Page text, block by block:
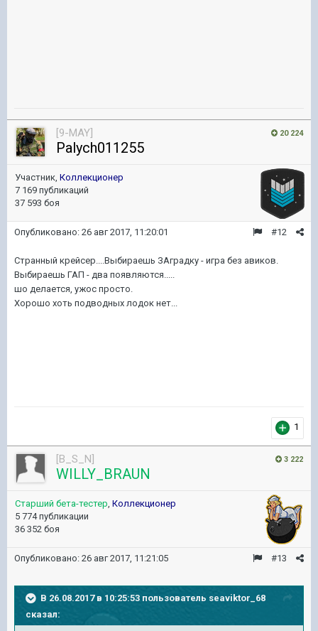
20 224
[9-MAY]
Palych011255
Участник, Коллекционер
7 169 публикаций
37 593 боя
#12
Опубликовано: 26 авг 2017, 11:20:01
Странный крейсер....Выбираешь ЗАградку - игра без авиков.
Выбираешь ГАП - два появляются.....
шо делается, ужос просто.
Хорошо хоть подводных лодок нет...
1
3 222
[B_S_N]
WILLY_BRAUN
Старший бета-тестер Коллекционер
5 774 публикации
36 352 боя
#13
Опубликовано: 26 авг 2017, 11:21:05
В 26.08.2017 в 10:25:53 пользователь seaviktor_68
сказал: